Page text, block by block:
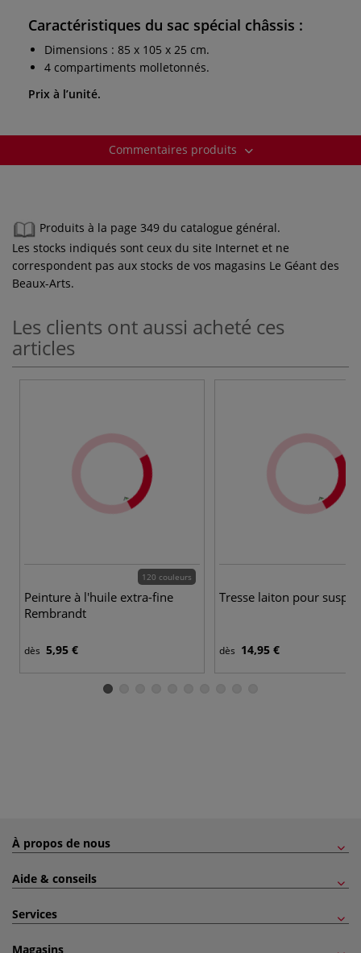
Caractéristiques du sac spécial châssis :
Dimensions : 85 x 105 x 25 cm.
4 compartiments molletonnés.
Prix à l’unité.
Commentaires produits
Produits à la page 349 du catalogue général.
Les stocks indiqués sont ceux du site Internet et ne
correspondent pas aux stocks de vos magasins Le Géant des
Beaux-Arts.
Les clients ont aussi acheté ces
articles
120 couleurs
Peinture à l'huile extra-fine
Rembrandt
dès 5,95 €
Tresse laiton pour
dès 14,95 €
À propos de nous
Aide & conseils
Services
Magasins